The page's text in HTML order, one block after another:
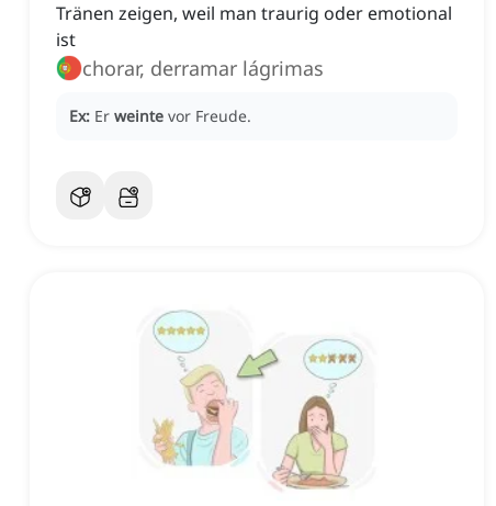
Tränen zeigen, weil man traurig oder emotional
ist
chorar, derramar lágrimas
Ex: Er weinte vor Freude.